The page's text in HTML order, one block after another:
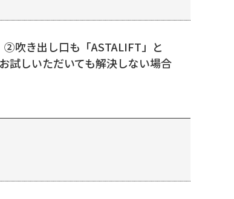
吹き出し口も「ASTALIFT」と
試しいただいても解決しない場合